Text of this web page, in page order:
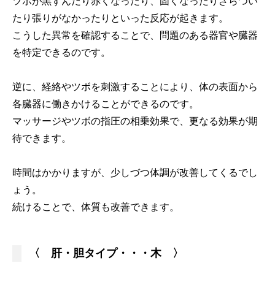
たり張りがなかったりといった反応が起きます。
こうした異常を確認することで、問題のある器官や臓器
を特定できるのです。
逆に、経絡やツボを刺激することにより、体の表面から
各臓器に働きかけることができるのです。
マッサージやツボの指圧の相乗効果で、更なる効果が期
待できます。
時間はかかりますが、少しづつ体調が改善してくるでし
ょう。
続けることで、体質も改善できます。
〈 肝・胆タイプ・・・木 〉